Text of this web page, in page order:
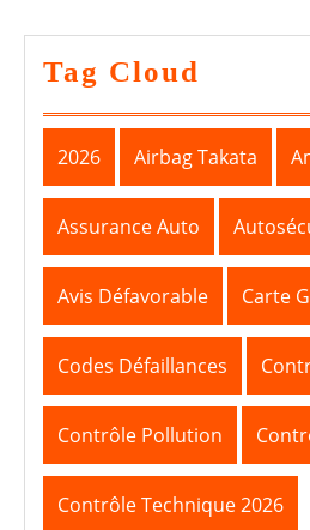
Tag Cloud
2026 Airbag Takata
Assurance Auto
Avis Défavorable Carte
Codes Défaillances
Contrôle Pollution
Contrôle Technique 2026